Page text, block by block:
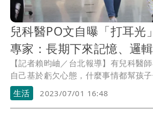
兒科醫PO文自曝「打耳
專家：長期下來記憶、邏
【記者賴昀岫／台北報導】有兒科醫
自己基於虧欠心態，什麼事情都幫孩
孩因此變得沒有生活能力，讓他開始用
式管教；兒童青少年精神科專家對此表
保護機制，當外在壓力大到一定程度
生活 2023/07/01 16:48